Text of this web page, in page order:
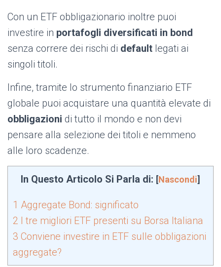
Con un ETF obbligazionario inoltre puoi
investire in portafogli diversificati in bond
senza correre dei rischi di default legati ai
singoli titoli.
Infine, tramite lo strumento finanziario ETF
globale puoi acquistare una quantità elevate di
obbligazioni di tutto il mondo e non devi
pensare alla selezione dei titoli e nemmeno
alle loro scadenze.
In Questo Articolo Si Parla di: [Nascondi]
1 Aggregate Bond: significato
2 I tre migliori ETF presenti su Borsa Italiana
3 Conviene investire in ETF sulle obbligazioni
aggregate?